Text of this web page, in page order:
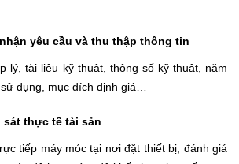
yêu cầu và thu thập thông tin
lý, tài liệu kỹ thuật, thông số kỹ thuật, năm
dụng, mục đích định giá…
sát thực tế tài sản
tiếp máy móc tại nơi đặt thiết bị, đánh giá